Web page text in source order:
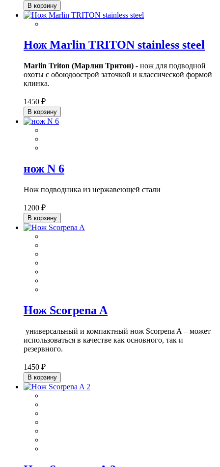
В корзину
Нож Marlin TRITON stainless steel
Marlin Triton (Марлин Тритон) - нож для подводной
охоты с обоюдоострой заточкой и классической формой
клинка.
1450 ₽
В корзину
нож N 6
Нож подводника из нержавеющей стали
1200 ₽
В корзину
Нож Scorpena A
универсальный и компактный нож Scorpena A – может
использоваться в качестве как основного, так и
резервного.
1450 ₽
В корзину